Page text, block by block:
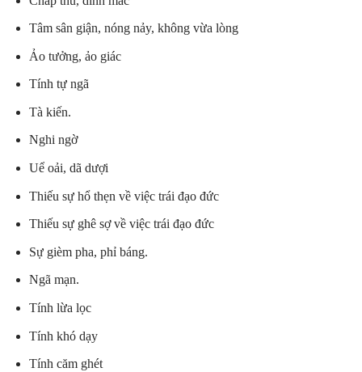
Tâm sân giận, nóng nảy, không vừa lòng
Ảo tưởng, ảo giác
Tính tự ngã
Tà kiến.
Nghi ngờ
Uể oải, dã dượi
Thiếu sự hổ thẹn về việc trái đạo đức
Thiếu sự ghê sợ về việc trái đạo đức
Sự gièm pha, phỉ báng.
Ngã mạn.
Tính lừa lọc
Tính khó dạy
Tính căm ghét